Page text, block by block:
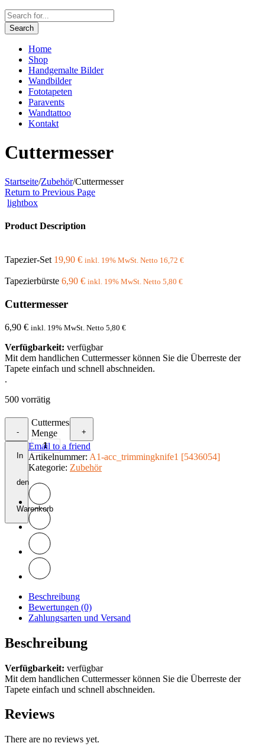
Search
Home
Shop
Handgemalte Bilder
Wandbilder
Fototapeten
Paravents
Wandtattoo
Kontakt
Cuttermesser
Startseite/Zubehör/Cuttermesser
Return to Previous Page
lightbox
Product Description
Tapezier-Set 19,90 € inkl. 19% MwSt. Netto 16,72 €
Tapezierbürste 6,90 € inkl. 19% MwSt. Netto 5,80 €
Cuttermesser
6,90 € inkl. 19% MwSt. Netto 5,80 €
Verfügbarkeit: verfügbar
Mit dem handlichen Cuttermesser können Sie die Überreste der
Tapete einfach und schnell abschneiden.
.
500 vorrätig
-
Cuttermesser
Menge
+
In
den
Warenkorb
Email to a friend
Artikelnummer: A1-acc_trimmingknife1 [5436054]
Kategorie: Zubehör
Beschreibung
Bewertungen (0)
Zahlungsarten und Versand
Beschreibung
Verfügbarkeit: verfügbar
Mit dem handlichen Cuttermesser können Sie die Überreste der
Tapete einfach und schnell abschneiden.
Reviews
There are no reviews yet.